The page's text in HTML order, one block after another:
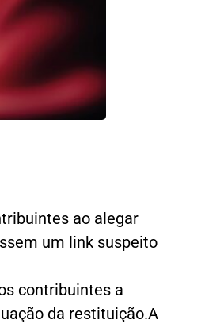
ao alegar
um link suspeito
contribuintes a
da restituição.A